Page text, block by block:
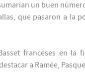
un buen
que pasaron a la
franceses en la
a Ramée,